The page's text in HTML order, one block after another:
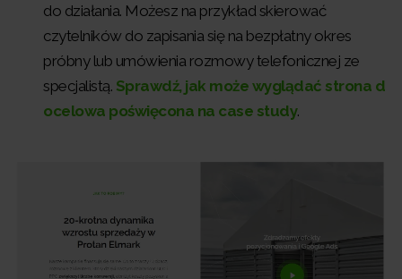
do działania. Możesz na przykład skierować
czytelników do zapisania się na bezpłatny okres
próbny lub umówienia rozmowy telefonicznej ze
specjalistą. Sprawdź, jak może wyglądać strona d
ocelowa poświęcona na case study.